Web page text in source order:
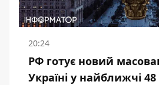
20:24
РФ готує новий
Україні у найближчі